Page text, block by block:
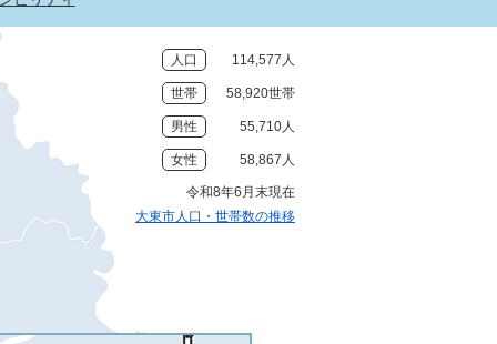
人口 114,577人
世帯 58,920世帯
男性 55,710人
女性 58,867人
令和8年6月末現在
大東市人口・世帯数の推移